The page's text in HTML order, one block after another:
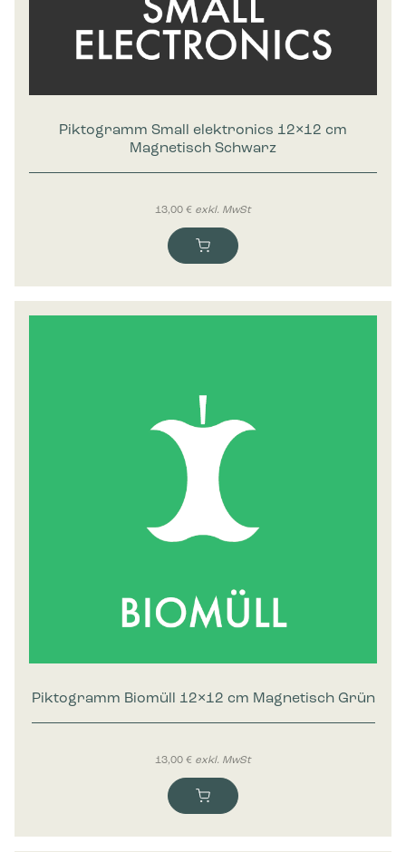
Piktogramm Small elektronics 12×12 cm
Magnetisch Schwarz
13,00 € exkl. MwSt
Piktogramm Biomüll 12×12 cm Magnetisch Grün
13,00 € exkl. MwSt